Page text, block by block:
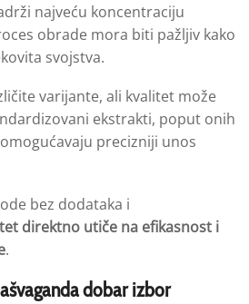
najveću koncentraciju
obrade mora biti pažljiv kako
svojstva.
varijante, ali kvalitet može
ekstrakti, poput onih
precizniji unos
bez dodataka i
direktno utiče na efikasnost i
.
dobar izbor